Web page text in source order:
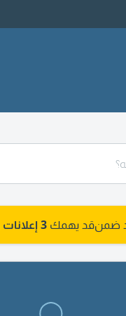
ضمنقد يهمك 3 إعلانات